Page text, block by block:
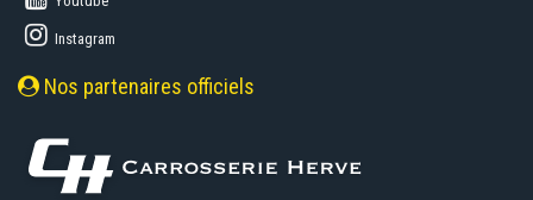
Instagram
Nos partenaires officiels